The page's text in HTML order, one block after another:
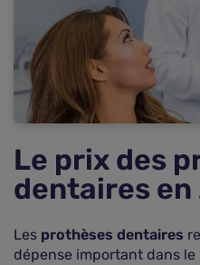
Quelle mutuelle
prothèses dentaires ?
Comment choisir la
besoins dentaires ?
Les démarches à
remboursement
FAQ : vos questions
Le prix des
dentaires en
Les prothèses dentaires
dépense important dans